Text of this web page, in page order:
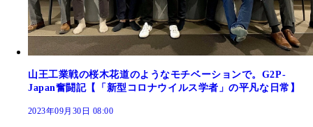
山王工業戦の桜木花道のようなモチベーションで。G2P-
Japan奮闘記【「新型コロナウイルス学者」の平凡な日常】
2023年09月30日 08:00